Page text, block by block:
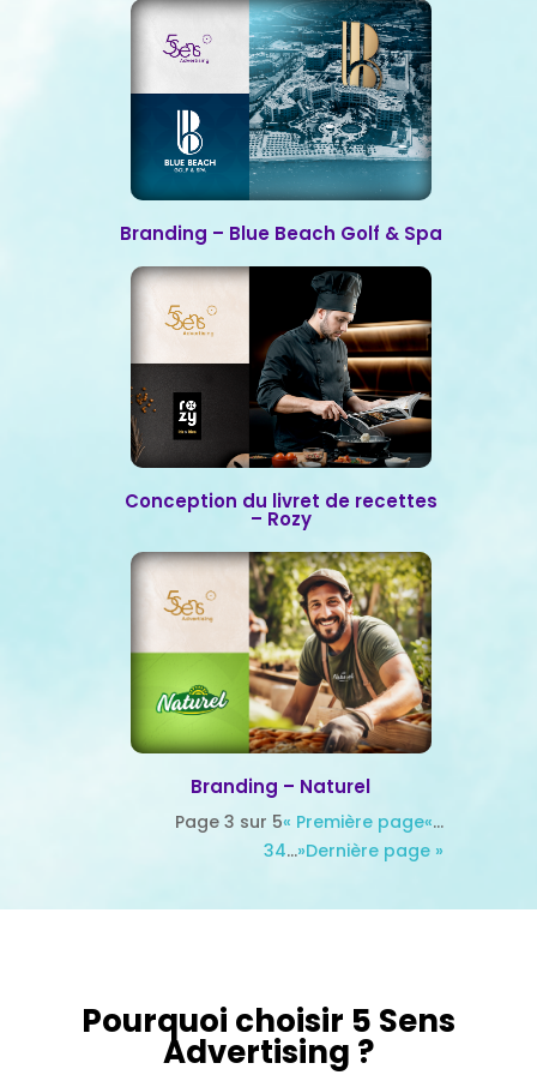
Branding – Blue Beach Golf & Spa
Conception du livret de recettes
– Rozy
Branding – Naturel
Page 3 sur 5« Première page«…
34…»Dernière page »
Pourquoi choisir 5 Sens
Advertising ?